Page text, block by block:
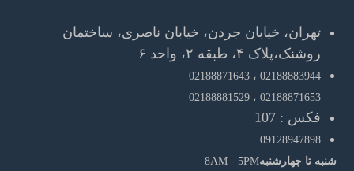
تهران، خیابان جردن، خیابان ناصری، ساختمان
روشنک،پلاک ۴، طبقه ۲، واحد ۶
02188883944 ،
02188871643
02188871653 ،
02188881529
فکس : 107
09128947898
شنبه تا چهارشنبه8AM - 5PM